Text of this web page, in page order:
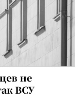
не
ВСУ